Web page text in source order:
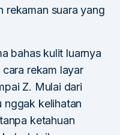
rekaman suara yang
bahas kulit luarnya
rekam layar
Z. Mulai dari
nggak kelihatan
ketahuan